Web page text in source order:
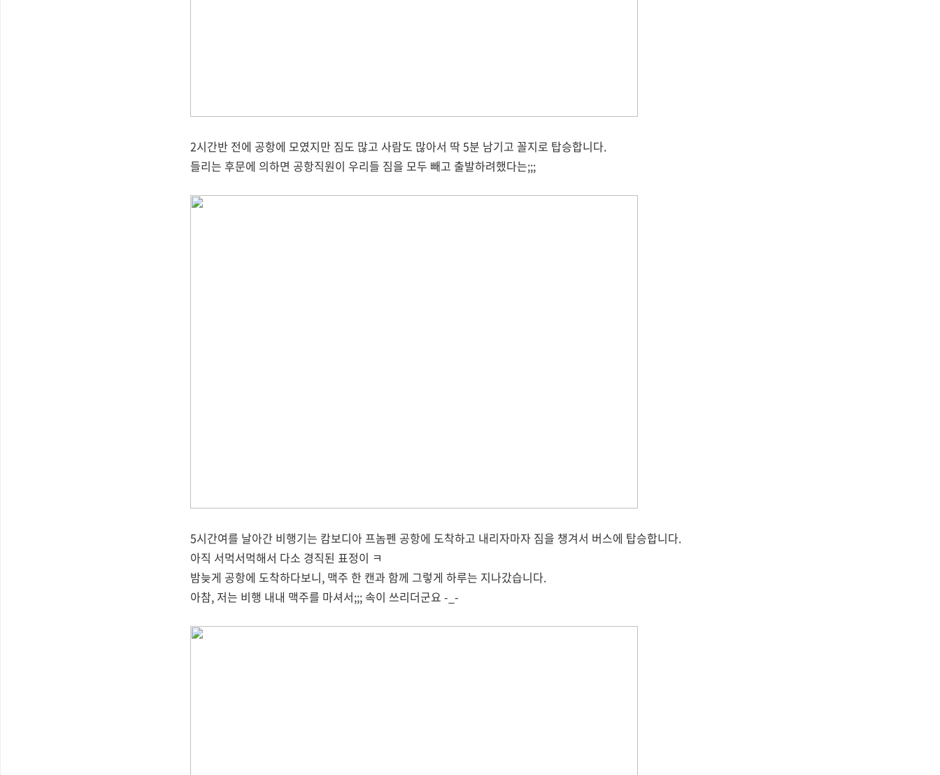
2시간반 전에 공항에 모였지만 짐도 많고 사람도 많아서 딱 5분 남기고 꼴지로 탑승합니다.
들리는 후문에 의하면 공항직원이 우리들 짐을 모두 빼고 출발하려했다는;;;
5시간여를 날아간 비행기는 캄보디아 프놈펜 공항에 도착하고 내리자마자 짐을 챙겨서 버스에 탑승합니다.
아직 서먹서먹해서 다소 경직된 표정이 ㅋ
밤늦게 공항에 도착하다보니, 맥주 한 캔과 함께 그렇게 하루는 지나갔습니다.
아참, 저는 비행 내내 맥주를 마셔서;;; 속이 쓰리더군요 -_-